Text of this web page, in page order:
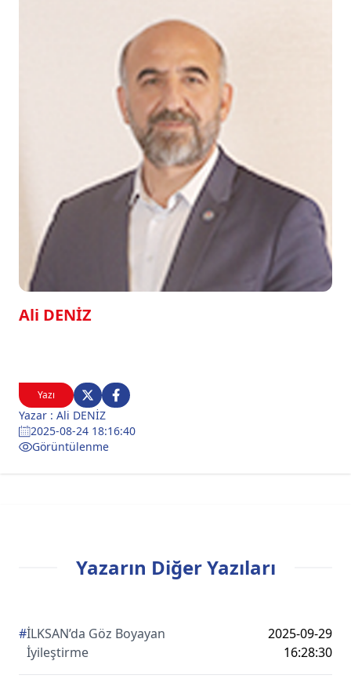
Yazı
Yazar : Ali DENİZ
2025-08-24 18:16:40
Görüntülenme
Ali DENİZ
Yazarın Diğer Yazıları
#İLKSAN’da Göz Boyayan
İyileştirme
2025-09-29
16:28:30